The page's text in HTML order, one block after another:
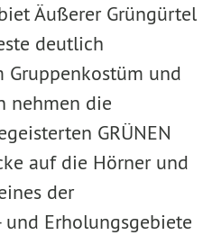
Äußerer Grüngürtel
deutlich
und
nehmen die
GRÜNEN
auf die Hörner und
der
und Erholungsgebiete